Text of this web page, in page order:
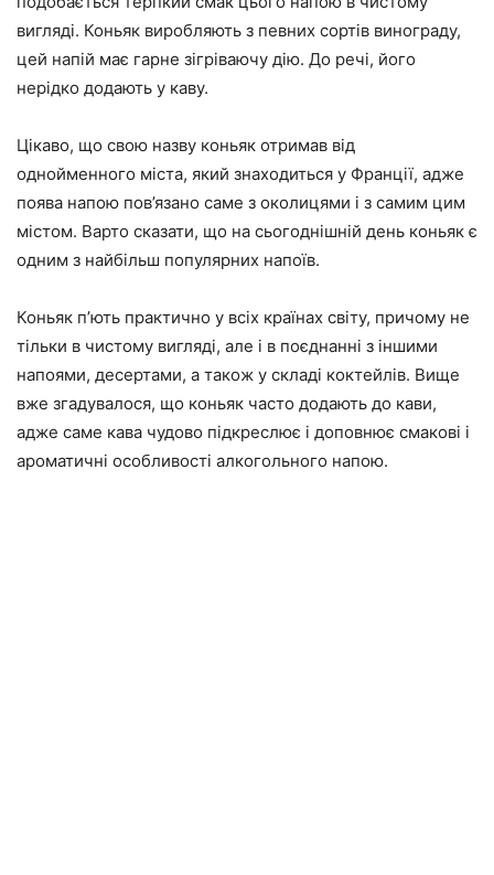
вигляді. Коньяк виробляють з певних сортів винограду,
цей напій має гарне зігріваючу дію. До речі, його
нерідко додають у каву.
Цікаво, що свою назву коньяк отримав від
однойменного міста, який знаходиться у Франції, адже
поява напою пов’язано саме з околицями і з самим цим
містом. Варто сказати, що на сьогоднішній день коньяк є
одним з найбільш популярних напоїв.
Коньяк п’ють практично у всіх країнах світу, причому не
тільки в чистому вигляді, але і в поєднанні з іншими
напоями, десертами, а також у складі коктейлів. Вище
вже згадувалося, що коньяк часто додають до кави,
адже саме кава чудово підкреслює і доповнює смакові і
ароматичні особливості алкогольного напою.